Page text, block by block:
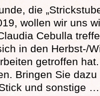
die
wollen wir uns
Cebulla
in den Herbst-/
getroffen
Bringen Sie
und sonstige …